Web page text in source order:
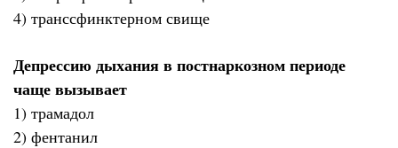
4) транссфинктерном свище
Депрессию дыхания в постнаркозном периоде
чаще вызывает
1) трамадол
2) фентанил